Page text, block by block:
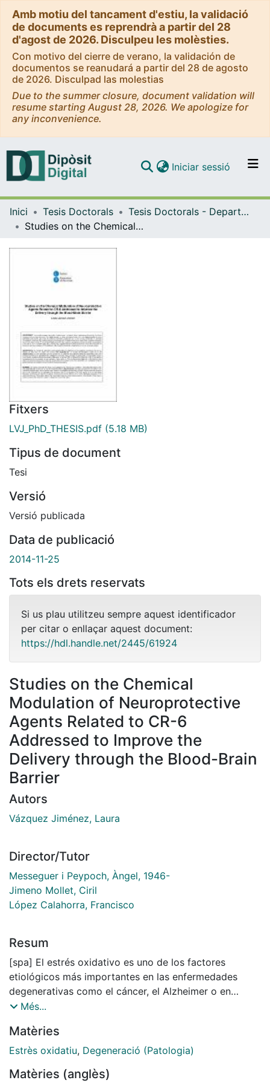
Amb motiu del tancament d'estiu, la validació
de documents es reprendrà a partir del 28
d'agost de 2026. Disculpeu les molèsties.
Con motivo del cierre de verano, la validación de
documentos se reanudará a partir del 28 de agosto
de 2026. Disculpad las molestias
Due to the summer closure, document validation will
resume starting August 28, 2026. We apologize for
any inconvenience.
Navega per tot el DD
Iniciar sessió (current)
Inici Tesis Doctorals
Tesis Doctorals - Departament - Química Orgànica
Studies on the Chemical Modulation of Neuroprotective Agents Related to CR-6 Addressed to Improve the Delivery through the Blood-Brain Barrier
Fitxers
LVJ_PhD_THESIS.pdf (5.18 MB)
Tipus de document
Tesi
Versió
Versió publicada
Data de publicació
2014-11-25
Tots els drets reservats
Si us plau utilitzeu sempre aquest identificador
per citar o enllaçar aquest document:
https://hdl.handle.net/2445/61924
Studies on the Chemical
Modulation of Neuroprotective
Agents Related to CR-6
Addressed to Improve the
Delivery through the Blood-Brain
Barrier
Autors
Vázquez Jiménez, Laura
Director/Tutor
Messeguer i Peypoch, Àngel, 1946-
Jimeno Mollet, Ciril
López Calahorra, Francisco
Resum
[spa] El estrés oxidativo es uno de los factores
etiológicos más importantes en las enfermedades
degenerativas como el cáncer, el Alzheimer o en
episodios de isquemia. Durante estos procesos, se
nitrógeno (RNS) que provocan modificaciones de las
biomoléculas como los lípidos, las proteínas y el ADN.
ayudan a reducir los efectos lesivos que el estrés
Més...
Matèries
Estrès oxidatiu, Degeneració (Patologia)
Matèries (anglès)